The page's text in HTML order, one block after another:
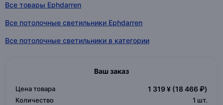
Все товары Ephdarren
Все потолочные светильники Ephdarren
Все потолочные светильники в категории
Ваш заказ
Цена товара 1 319 ¥ (18 466 ₽)
Количество 1 шт.